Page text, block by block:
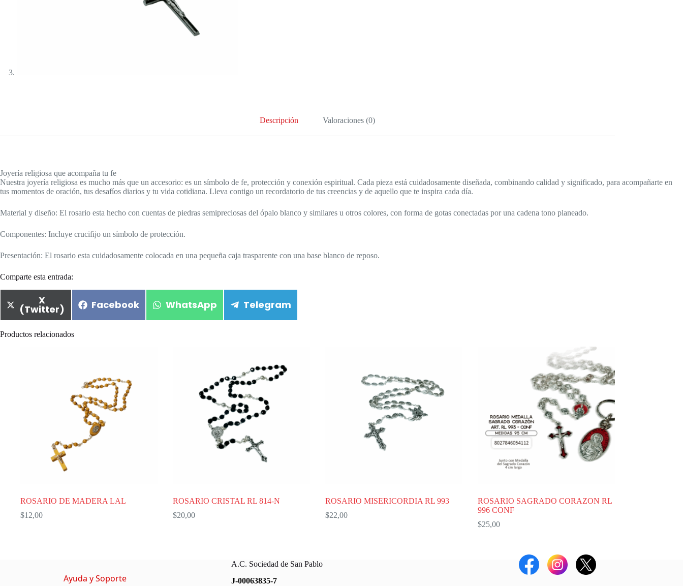
Descripción Valoraciones (0)
Joyería religiosa que acompaña tu fe
Nuestra joyería religiosa es mucho más que un accesorio: es un símbolo de fe, protección y conexión espiritual. Cada pieza está cuidadosamente diseñada, combinando calidad y significado, para acompañarte en
tus momentos de oración, tus desafíos diarios y tu vida cotidiana. Lleva contigo un recordatorio de tus creencias y de aquello que te inspira cada día.
Material y diseño: El rosario esta hecho con cuentas de piedras semipreciosas del ópalo blanco y similares u otros colores, con forma de gotas conectadas por una cadena tono planeado.
Componentes: Incluye crucifijo un símbolo de protección.
Presentación: El rosario esta cuidadosamente colocada en una pequeña caja trasparente con una base blanco de reposo.
Comparte esta entrada:
X
(Twitter) Facebook WhatsApp Telegram
Productos relacionados
ROSARIO DE MADERA LAL
$12,00
ROSARIO CRISTAL RL 814-N
$20,00
ROSARIO MISERICORDIA RL 993
$22,00
ROSARIO SAGRADO CORAZON RL
996 CONF
$25,00
Ayuda y Soporte
A.C. Sociedad de San Pablo
J-00063835-7